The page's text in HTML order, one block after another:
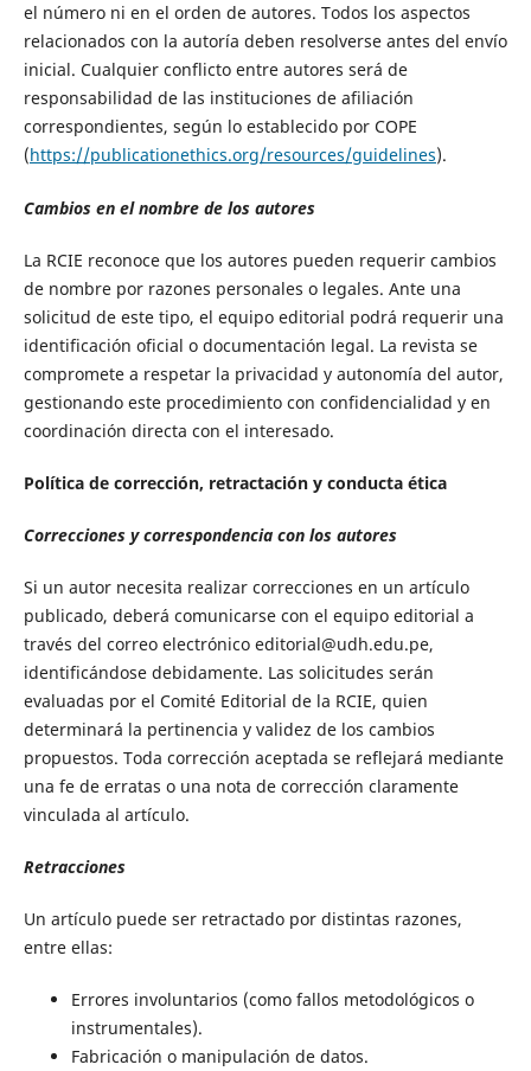
el número ni en el orden de autores. Todos los aspectos
relacionados con la autoría deben resolverse antes del envío
inicial. Cualquier conflicto entre autores será de
responsabilidad de las instituciones de afiliación
correspondientes, según lo establecido por COPE
(https://publicationethics.org/resources/guidelines).
Cambios en el nombre de los autores
La RCIE reconoce que los autores pueden requerir cambios
de nombre por razones personales o legales. Ante una
solicitud de este tipo, el equipo editorial podrá requerir una
identificación oficial o documentación legal. La revista se
compromete a respetar la privacidad y autonomía del autor,
gestionando este procedimiento con confidencialidad y en
coordinación directa con el interesado.
Política de corrección, retractación y conducta ética
Correcciones y correspondencia con los autores
Si un autor necesita realizar correcciones en un artículo
publicado, deberá comunicarse con el equipo editorial a
través del correo electrónico editorial@udh.edu.pe,
identificándose debidamente. Las solicitudes serán
evaluadas por el Comité Editorial de la RCIE, quien
determinará la pertinencia y validez de los cambios
propuestos. Toda corrección aceptada se reflejará mediante
una fe de erratas o una nota de corrección claramente
vinculada al artículo.
Retracciones
Un artículo puede ser retractado por distintas razones,
entre ellas:
Errores involuntarios (como fallos metodológicos o
instrumentales).
Fabricación o manipulación de datos.